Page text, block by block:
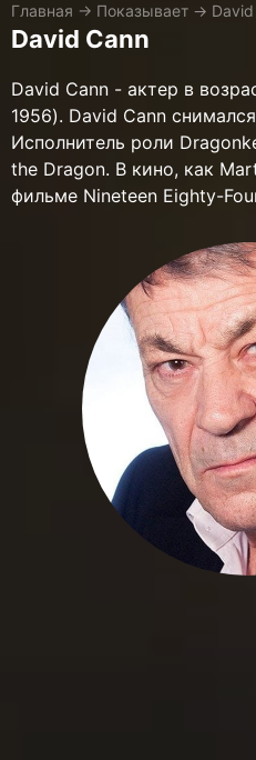
Главная → Показывает →
David Cann
David Cann - актер в
1956). David Cann
Исполнитель роли
the Dragon. В кино, как
фильме Nineteen Eighty-